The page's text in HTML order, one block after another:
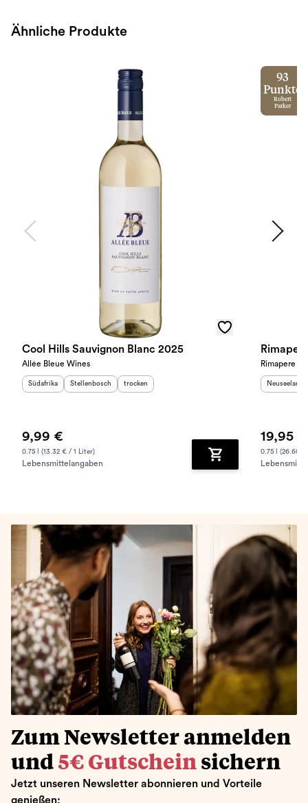
Ähnliche Produkte
Cool Hills Sauvignon Blanc 2025
Allée Bleue Wines
Herkunftsland:
Südafrika Herkunftsregion
Stellenbosch Geschmack
trocken
9,99 €
0.75 l (13.32 € / 1 Liter)
Lebensmittelangaben Zum Warenkorb
93
Punkte
Robert
Parker
Rimapere
Neuseeland
19,95 €
0.75 l (26.60 €
Zum Newsletter anmelden
und 5€ Gutschein sichern
Jetzt unseren Newsletter abonnieren und Vorteile
genießen: